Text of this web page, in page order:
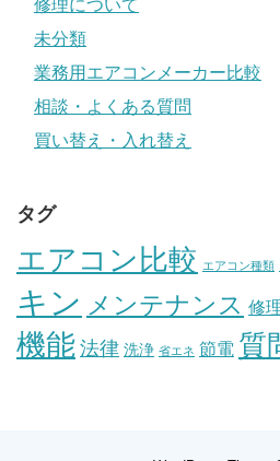
修理について
未分類
業務用エアコンメーカー比較
相談・よくある質問
買い替え・入れ替え
タグ
エアコン比較 エアコン種類
キン メンテナンス 修
機能 法律 洗浄 省エネ 節電 質